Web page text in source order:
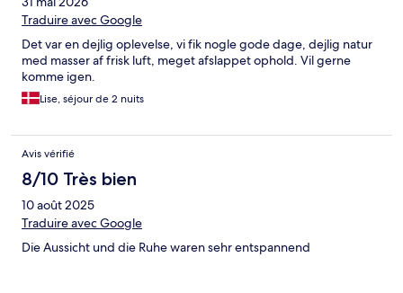
Traduire avec Google
Det var en dejlig oplevelse, vi fik nogle gode dage, dejlig natur
med masser af frisk luft, meget afslappet ophold. Vil gerne
komme igen.
Lise, séjour de 2 nuits
Avis vérifié
8/10 Très bien
10 août 2025
Traduire avec Google
Die Aussicht und die Ruhe waren sehr entspannend